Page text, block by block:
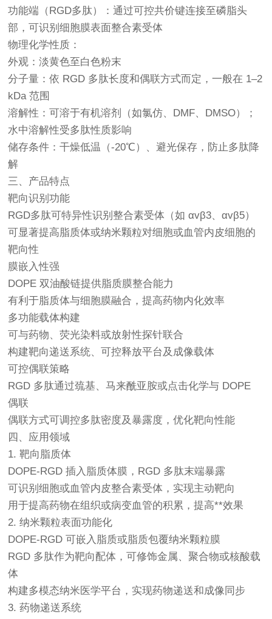
功能端（RGD多肽）：通过可控共价键连接至磷脂头
部，可识别细胞膜表面整合素受体
物理化学性质：
外观：淡黄色至白色粉末
分子量：依 RGD 多肽长度和偶联方式而定，一般在 1–2
kDa 范围
溶解性：可溶于有机溶剂（如氯仿、DMF、DMSO）；
水中溶解性受多肽性质影响
储存条件：干燥低温（-20℃）、避光保存，防止多肽降
解
三、产品特点
靶向识别功能
RGD多肽可特异性识别整合素受体（如 αvβ3、αvβ5）
可显著提高脂质体或纳米颗粒对细胞或血管内皮细胞的
靶向性
膜嵌入性强
DOPE 双油酸链提供脂质膜整合能力
有利于脂质体与细胞膜融合，提高药物内化效率
多功能载体构建
可与药物、荧光染料或放射性探针联合
构建靶向递送系统、可控释放平台及成像载体
可控偶联策略
RGD 多肽通过巯基、马来酰亚胺或点击化学与 DOPE
偶联
偶联方式可调控多肽密度及暴露度，优化靶向性能
四、应用领域
1. 靶向脂质体
DOPE-RGD 插入脂质体膜，RGD 多肽末端暴露
可识别细胞或血管内皮整合素受体，实现主动靶向
用于提高药物在组织或病变血管的积累，提高**效果
2. 纳米颗粒表面功能化
DOPE-RGD 可嵌入脂质或脂质包覆纳米颗粒膜
RGD 多肽作为靶向配体，可修饰金属、聚合物或核酸载
体
构建多模态纳米医学平台，实现药物递送和成像同步
3. 药物递送系统